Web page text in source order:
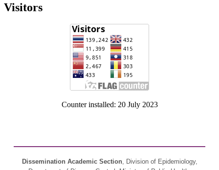
Visitors
Counter installed: 20 July 2023
Dissemination Academic Section, Division of Epidemiology,